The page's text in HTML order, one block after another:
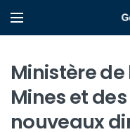
Ministère de
Mines et
nouveaux